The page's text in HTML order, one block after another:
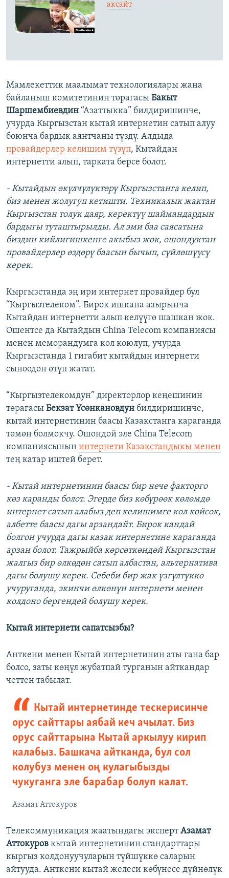
аксайт
Мамлекеттик маалымат технологиялары жана
байланыш комитетинин төрагасы Бакыт
Шаршембиевдин “Азаттыкка” билдиришинче,
учурда Кыргызстан кытай интернетин сатып алуу
боюнча бардык аянтчаны түздү. Алдыда
провайдерлер келишим түзүп, Кытайдан
интернетти алып, тарката берсе болот.
- Кытайдын өкүлчүлүктөрү Кыргызстанга келип,
биз менен жолугуп кетишти. Техникалык жактан
Кыргызстан толук даяр, керектүү шаймандардын
бардыгы туташтырылды. Ал эми баа саясатына
биздин кийлигишкенге акыбыз жок, ошондуктан
провайдерлер өздөрү баасын бычып, сүйлөшүүсү
керек.
Кыргызстанда эң ири интернет провайдер бул
“Кыргызтелеком”. Бирок ишкана азырынча
Кытайдан интернетти алып келүүгө шашкан жок.
Ошентсе да Кытайдын China Telecom компаниясы
менен меморандумга кол коюлуп, учурда
Кыргызстанда 1 гигабит кытайдын интернети
сыноодон өтүп жатат.
“Кыргызтелекомдун” директорлор кеңешинин
төрагасы Бекзат Үсөнкановдун билдиришинче,
кытай интернетинин баасы Казакстанга караганда
төмөн болмокчу. Ошондой эле China Telecom
компаниясынын интернети Казакстандыкы менен
тең катар иштей берет.
- Кытай интернетинин баасы бир нече факторго
көз каранды болот. Эгерде биз көбүрөөк көлөмдө
интернет сатып алабыз деп келишимге кол койсок,
албетте баасы дагы арзандайт. Бирок кандай
болгон учурда дагы казак интернетине караганда
арзан болот. Тажрыйба көрсөткөндөй Кыргызстан
жалгыз бир өлкөдөн сатып албастан, альтернатива
дагы болушу керек. Себеби бир жак үзгүлтүккө
учуруганда, экинчи өлкөнүн интернети менен
колдоно бергендей болушу керек.
Кытай интернети сапатсызбы?
Анткени менен Кытай интернетинин аты гана бар
болсо, заты көңүл жубатпай турганын айткандар
четтен табылат.
Кытай интернетинде тескерисинче
орус сайттары аябай кеч ачылат. Биз
орус сайттарына Кытай аркылуу кирип
калабыз. Башкача айтканда, бул сол
колубуз менен оң кулагыбызды
чукуганга эле барабар болуп калат.
Азамат Аттокуров
Телекоммуникация жаатындагы экспертАзамат
Аттокуров кытай интернетинин стандарттары
кыргыз колдонуучуларын түйшүккө саларын
айтууда. Анткени кытай желеси көбүнесе дүйнөлүк